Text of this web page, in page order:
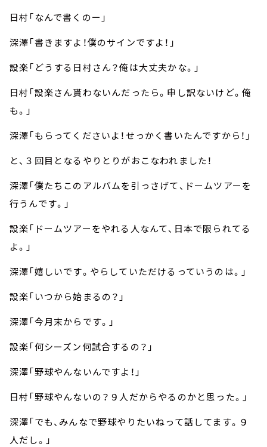
日村「なんで書くのー」
深澤「書きますよ！僕のサインですよ！」
設楽「どうする日村さん？俺は大丈夫かな。」
日村「設楽さん貰わないんだったら。申し訳ないけど。俺
も。」
深澤「もらってくださいよ！せっかく書いたんですから！」
と、３回目となるやりとりがおこなわれました！
深澤「僕たちこのアルバムを引っさげて、ドームツアーを
行うんです。」
設楽「ドームツアーをやれる人なんて、日本で限られてる
よ。」
深澤「嬉しいです。やらしていただけるっていうのは。」
設楽「いつから始まるの？」
深澤「今月末からです。」
設楽「何シーズン何試合するの？」
深澤「野球やんないんですよ！」
日村「野球やんないの？９人だからやるのかと思った。」
深澤「でも、みんなで野球やりたいねって話してます。９
人だし。」